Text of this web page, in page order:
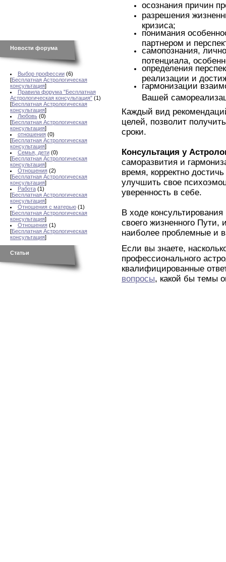
Новости форума
Выбор профессии (6)
[Бесплатная Астрологическая
консультация]
Правила форума "Бесплатная
Астрологическая консультация" (1)
[Бесплатная Астрологическая
консультация]
Любовь (0)
[Бесплатная Астрологическая
консультация]
отношения (0)
[Бесплатная Астрологическая
консультация]
Семья, дети (0)
[Бесплатная Астрологическая
консультация]
Отношения (2)
[Бесплатная Астрологическая
консультация]
Работа (1)
[Бесплатная Астрологическая
консультация]
Отношения с матерью (1)
[Бесплатная Астрологическая
консультация]
Отношения (1)
[Бесплатная Астрологическая
консультация]
Статьи
осознания причин
разрешения
кризиса;
понимания
партнером и
самопознания,
потенциала,
определения
реализации и
гармонизации
Вашей
Каждый вид
целей, позволит
сроки.
Консультация у
саморазвития и
время, корректно
улучшить свое
уверенность в себе.
В ходе
своего жизненного
наиболее проблемные и
Если вы знаете,
профессионального
квалифицированные
вопросы, какой бы темы